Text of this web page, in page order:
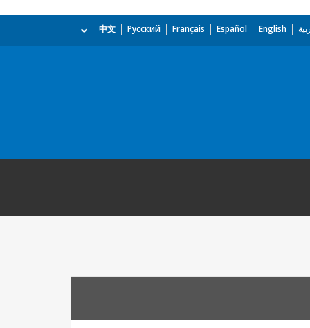
English
Español
Français
Русский
中文